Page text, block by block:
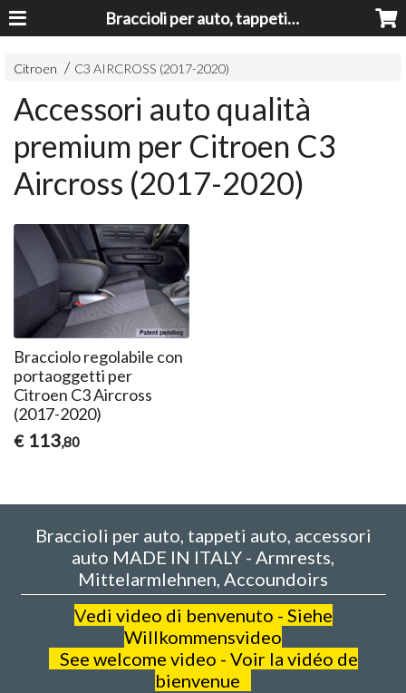
Braccioli per auto, tappeti auto, accessori auto MADE IN ITALY - Armrests, Mittelarmlehnen, Accoundoirs
Citroen C3 AIRCROSS (2017-2020)
Accessori auto qualità
premium per Citroen C3
Aircross (2017-2020)
Bracciolo regolabile con
portaoggetti per
Citroen C3 Aircross
(2017-2020)
€ 113,80
Braccioli per auto, tappeti auto, accessori
auto MADE IN ITALY - Armrests,
Mittelarmlehnen, Accoundoirs
Vedi video di benvenuto - Siehe
Willkommensvideo
See welcome video - Voir la vidéo de
bienvenue